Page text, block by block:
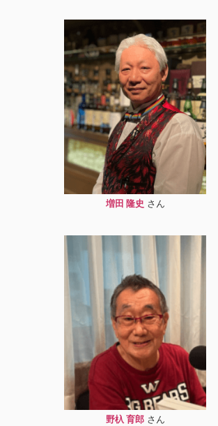
増田 隆史
野杁 育郎